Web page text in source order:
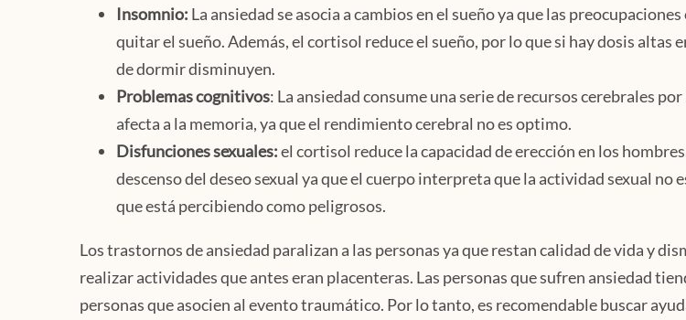
Insomnio: La ansiedad se asocia a cambios en el sueño ya que las
quitar el sueño. Además, el cortisol reduce el sueño, por lo que si hay dosis altas
de dormir disminuyen.
Problemas cognitivos: La ansiedad consume una serie de recursos cerebrales
afecta a la memoria, ya que el rendimiento cerebral no es optimo.
Disfunciones sexuales:el cortisol reduce la capacidad de erección en los
descenso del deseo sexual ya que el cuerpo interpreta que la actividad sexual no
que está percibiendo como peligrosos.
Los trastornos de ansiedad paralizan a las personas ya que restan calidad de vida y
realizar actividades que antes eran placenteras. Las personas que sufren ansiedad
personas que asocien al evento traumático. Por lo tanto, es recomendable buscar